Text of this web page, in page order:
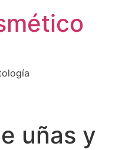
uñas y